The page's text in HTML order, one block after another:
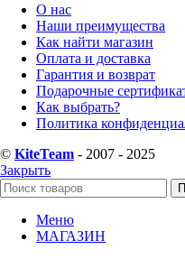
О нас
Наши преимущества
Как найти магазин
Оплата и доставка
Гарантия и возврат
Подарочные
Как выбрать?
Политика
© KiteTeam - 2007 - 2025
Закрыть
Меню
МАГАЗИН